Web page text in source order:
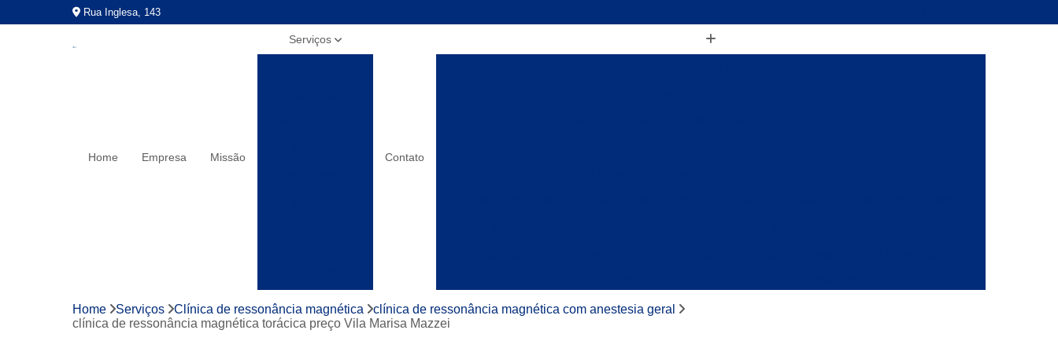
Rua Inglesa, 143
Home Empresa Missão
Serviços
populares
Contato
Laboratórios de Raio X
Clínica de Ressonância
Home Serviços Clínica de ressonância magnética
clínica de ressonância magnética com anestesia geral
clínica de ressonância magnética torácica preço Vila Marisa Mazzei